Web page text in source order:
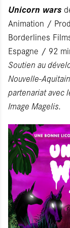
Unicorn wars
Animation /
Borderlines
Espagne / 92
Soutien au
Nouvelle-
partenariat avec
Image Magelis.